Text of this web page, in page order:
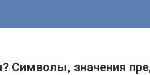
Символы, значения